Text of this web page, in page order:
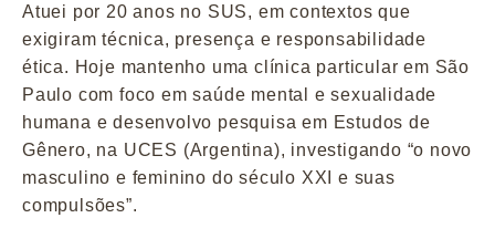
Atuei por 20 anos no SUS, em contextos que
exigiram técnica, presença e responsabilidade
ética. Hoje mantenho uma clínica particular em São
Paulo com foco em saúde mental e sexualidade
humana e desenvolvo pesquisa em Estudos de
Gênero, na UCES (Argentina), investigando “o novo
masculino e feminino do século XXI e suas
compulsões”.